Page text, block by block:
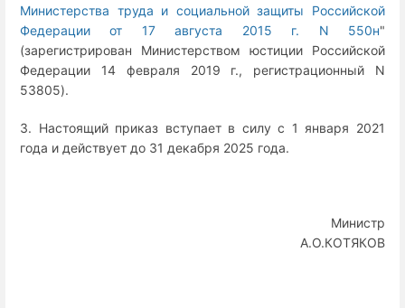
Министерства труда и социальной защиты Российской
Федерации от 17 августа 2015 г. N 550н"
(зарегистрирован Министерством юстиции Российской
Федерации 14 февраля 2019 г., регистрационный N
53805).
3. Настоящий приказ вступает в силу с 1 января 2021
года и действует до 31 декабря 2025 года.
Министр
А.О.КОТЯКОВ